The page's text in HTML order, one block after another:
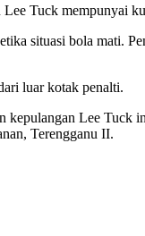
Tuck mempunyai
situasi bola mati.
luar kotak penalti.
Lee
Terengganu II.